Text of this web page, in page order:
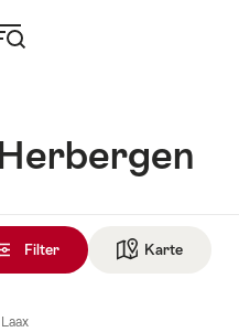
Filter Karte
Laax